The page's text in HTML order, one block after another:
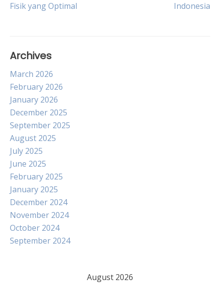
navigation
Fisik yang Optimal
Indonesia
Archives
March 2026
February 2026
January 2026
December 2025
September 2025
August 2025
July 2025
June 2025
February 2025
January 2025
December 2024
November 2024
October 2024
September 2024
August 2026